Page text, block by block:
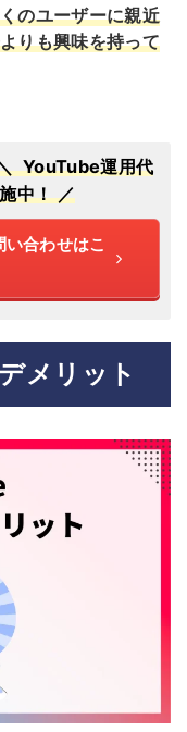
のユーザーに親近
りも興味を持って
YouTube運用代
中！ ／
合わせはこ
メリット